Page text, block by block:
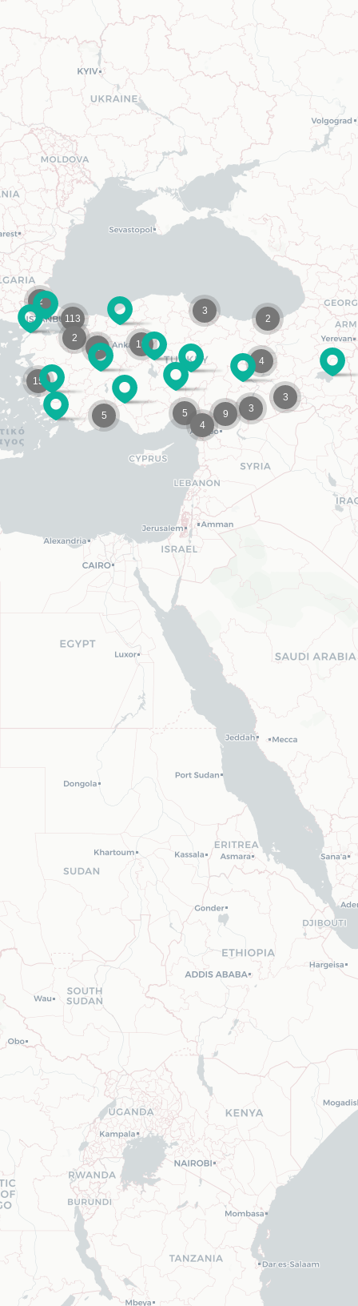
5
3
2
3
4
3
5
4
9
15
3 19
2
2
113